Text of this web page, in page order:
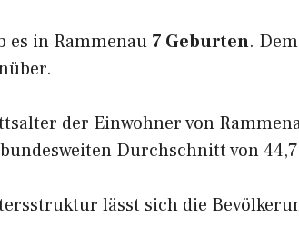
es in Rammenau 7 Geburten.
der Einwohner von
Durchschnitt von
lässt sich die